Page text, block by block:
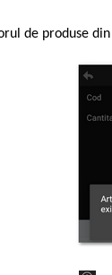
de produse